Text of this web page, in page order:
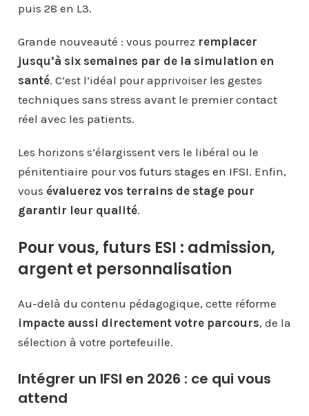
puis 28 en L3.
Grande nouveauté : vous pourrez remplacer
jusqu’à six semaines par de la simulation en
santé. C’est l’idéal pour apprivoiser les gestes
techniques sans stress avant le premier contact
réel avec les patients.
Les horizons s’élargissent vers le libéral ou le
pénitentiaire pourvos futurs stages en IFSI. Enfin,
vous évaluerez vos terrains de stage pour
garantir leur qualité.
Pour vous, futurs ESI : admission,
argent et personnalisation
Au-delà du contenu pédagogique, cette réforme
impacte aussi directement votre parcours, de la
sélection à votre portefeuille.
Intégrer un IFSI en 2026 : ce qui vous
attend